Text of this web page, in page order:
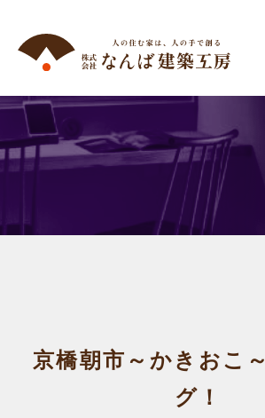
京橋朝市～かきおこ
グ！